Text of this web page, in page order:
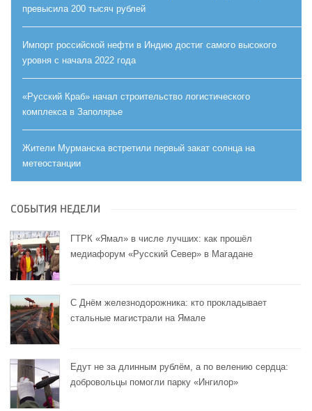
превысила 200 тысяч рублей
Импорт российской нефти в Индию достиг самого высокого
уровня с начала 2022 года
«Русский Краб» начал строительство логистического
комплекса в Заполярье
Жители Мурманска встретили первый закат солнца на
метеостанции
СОБЫТИЯ НЕДЕЛИ
ГТРК «Ямал» в числе лучших: как прошёл
медиафорум «Русский Север» в Магадане
С Днём железнодорожника: кто прокладывает
стальные магистрали на Ямале
Едут не за длинным рублём, а по велению сердца:
добровольцы помогли парку «Ингилор»